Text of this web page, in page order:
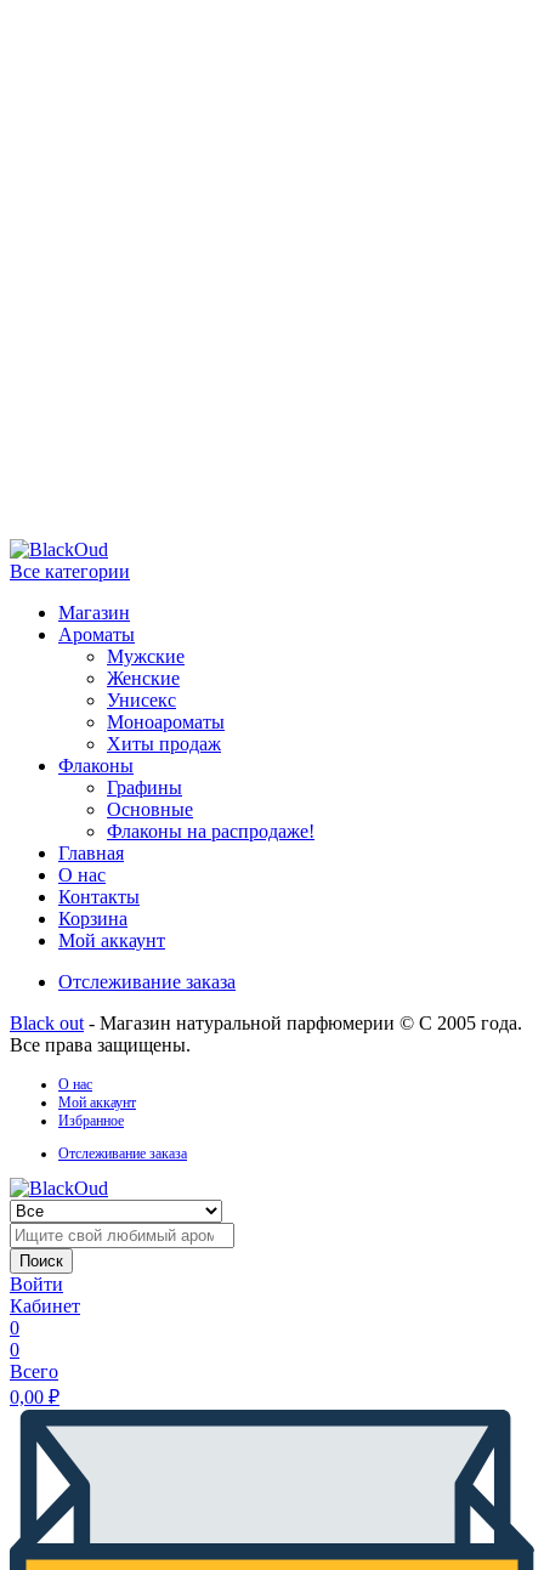
Все категории
Магазин
Ароматы
Мужские
Женские
Унисекс
Моноароматы
Хиты продаж
Флаконы
Графины
Основные
Флаконы на распродаже!
Главная
О нас
Контакты
Корзина
Мой аккаунт
Отслеживание заказа
Black out - Магазин натуральной парфюмерии © С 2005 года.
Все права защищены.
О нас
Мой аккаунт
Избранное
Отслеживание заказа
Поиск
Войти
Кабинет
0
0
Всего
0,00 ₽